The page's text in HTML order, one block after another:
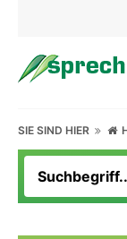
SIE SIND HIER